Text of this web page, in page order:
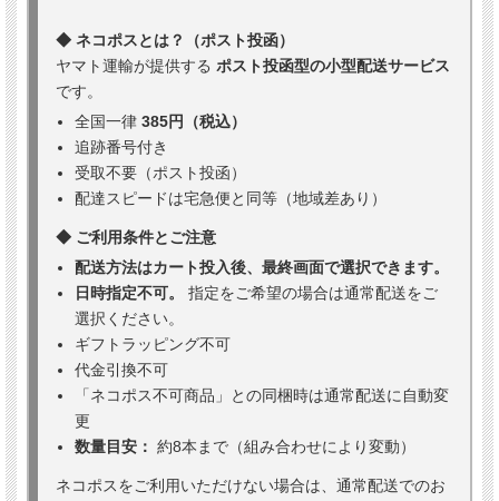
◆ ネコポスとは？（ポスト投函）
ヤマト運輸が提供する ポスト投函型の小型配送サービス
です。
全国一律 385円（税込）
追跡番号付き
受取不要（ポスト投函）
配達スピードは宅急便と同等（地域差あり）
◆ ご利用条件とご注意
配送方法はカート投入後、最終画面で選択できます。
日時指定不可。
指定をご希望の場合は通常配送をご
選択ください。
ギフトラッピング不可
代金引換不可
「ネコポス不可商品」との同梱時は通常配送に自動変
更
数量目安： 約8本まで（組み合わせにより変動）
ネコポスをご利用いただけない場合は、通常配送でのお